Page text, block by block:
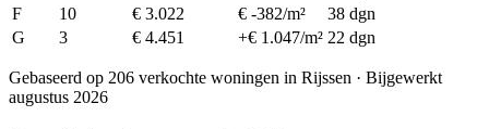
F
10 € 3.022 € -382/m²
38 dgn
G
3 € 4.451 +€ 1.047/m² 22 dgn
Gebaseerd op 206 verkochte woningen in Rijssen · Bijgewerkt
augustus 2026